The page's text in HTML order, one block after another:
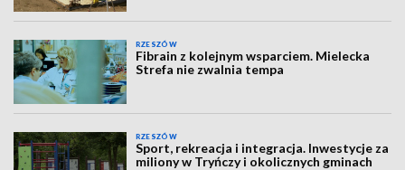
RZESZÓW
Fibrain z kolejnym wsparciem. Mielecka
Strefa nie zwalnia tempa
RZESZÓW
Sport, rekreacja i integracja. Inwestycje za
miliony w Tryńczy i okolicznych gminach